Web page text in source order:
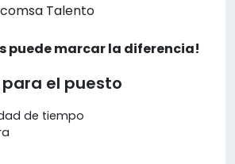
Talento
puede marcar la diferencia!
el puesto
de tiempo